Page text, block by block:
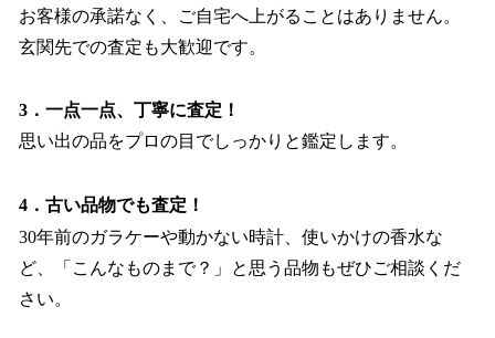
お客様の承諾なく、ご自宅へ上がることはありません。
玄関先での査定も大歓迎です。
3．一点一点、丁寧に査定！
思い出の品をプロの目でしっかりと鑑定します。
4．古い品物でも査定！
30年前のガラケーや動かない時計、使いかけの香水な
ど、「こんなものまで？」と思う品物もぜひご相談くだ
さい。